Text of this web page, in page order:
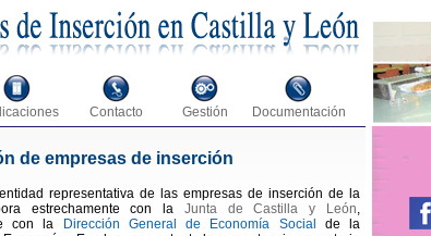
Contacto Gestión Documentación
de empresas de inserción
representativa de las empresas de inserción de la
estrechamente con la Junta de Castilla y León,
con la
Dirección General de Economía Social
de la